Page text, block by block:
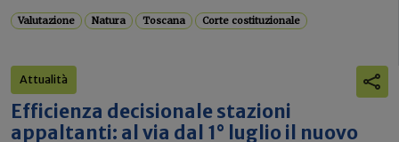
Valutazione Natura Toscana Corte costituzionale
Attualità
Efficienza decisionale stazioni
appaltanti: al via dal 1° luglio il nuovo